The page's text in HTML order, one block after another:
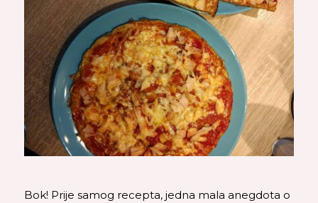
Bok! Prije samog recepta, jedna mala anegdota o